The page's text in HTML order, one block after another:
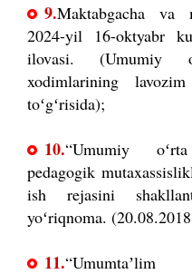
9.Maktabgacha va
2024-yil 16-oktyabr
ilovasi. (Umumiy
xodimlarining
toʻgʻrisida);
10.“Umumiy
pedagogik
ish rejasini
yoʻriqnoma.
11.“Umumtaʼlim